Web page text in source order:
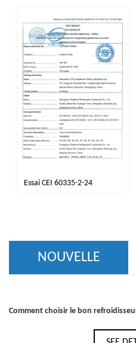
Essai CEI 60335-2-24
NOUVELLE